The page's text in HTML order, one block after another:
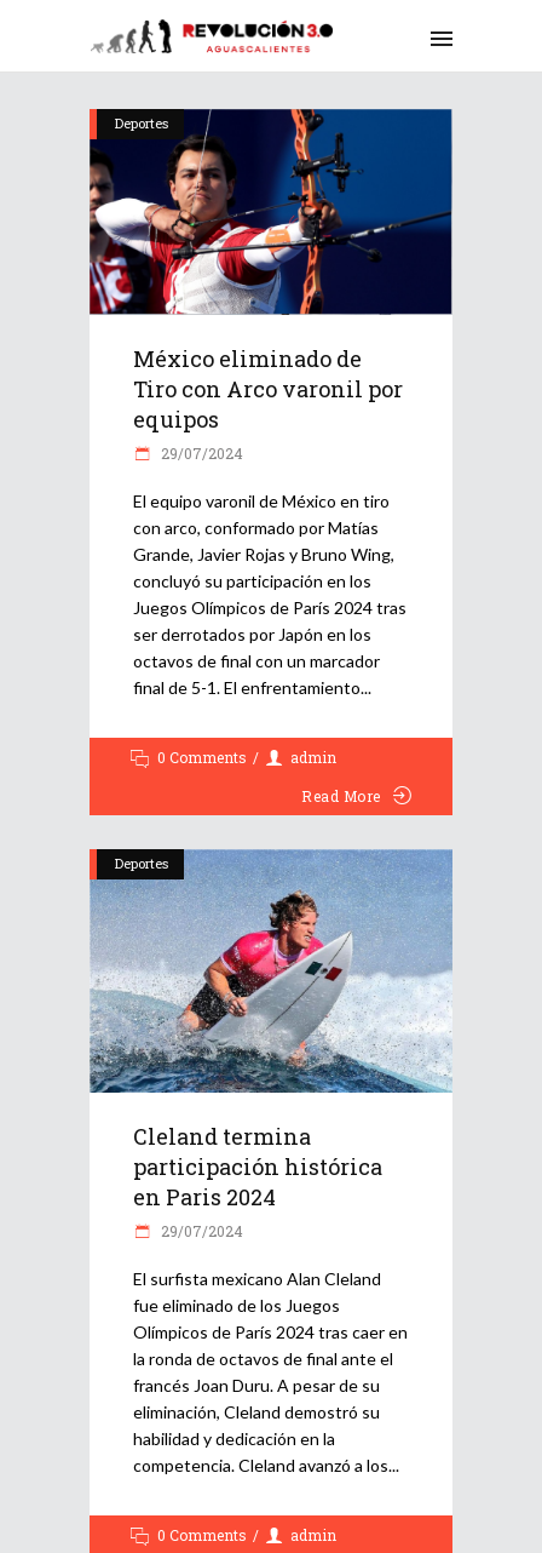
Deportes
México eliminado de
Tiro con Arco varonil por
equipos
29/07/2024
El equipo varonil de México en tiro
con arco, conformado por Matías
Grande, Javier Rojas y Bruno Wing,
concluyó su participación en los
Juegos Olímpicos de París 2024 tras
ser derrotados por Japón en los
octavos de final con un marcador
final de 5-1. El enfrentamiento
0 Comments
admin
Read More
Deportes
Cleland termina
participación histórica
en Paris 2024
29/07/2024
El surfista mexicano Alan Cleland
fue eliminado de los Juegos
Olímpicos de París 2024 tras caer en
la ronda de octavos de final ante el
francés Joan Duru. A pesar de su
eliminación, Cleland demostró su
habilidad y dedicación en la
competencia. Cleland avanzó a los
0 Comments
admin